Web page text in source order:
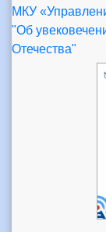
МКУ
"Об
Отечества"